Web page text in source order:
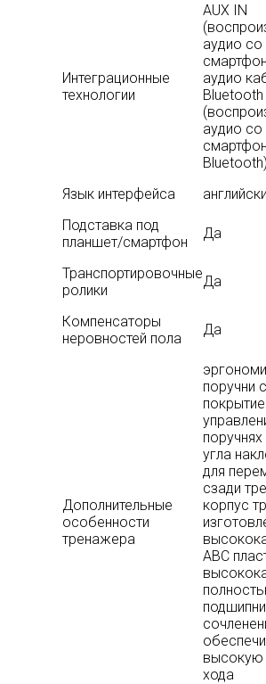
Интеграционные
технологии
AUX IN
аудио со
аудио
Bluetooth
аудио со
Bluetooth)
Язык интерфейса
Подставка под
планшет/смартфон
Да
Транспортировочные
ролики
Да
Компенсаторы
неровностей пола
Да
Дополнительные
особенности
тренажера
поручни
поручнях
угла
для
сзади
корпус
АВС
высокую
хода